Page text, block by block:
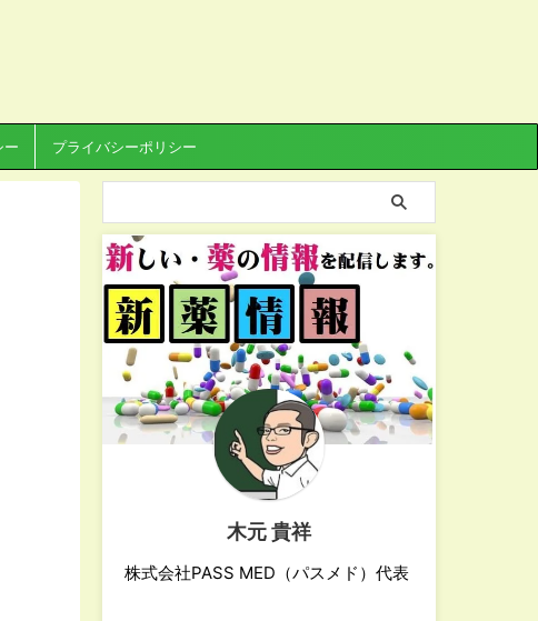
ー プライバシーポリシー
木元 貴祥
株式会社PASS MED（パスメド）代表